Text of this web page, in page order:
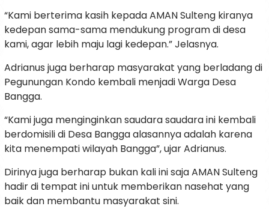
“Kami berterima kasih kepada AMAN Sulteng kiranya
kedepan sama-sama mendukung program di desa
kami, agar lebih maju lagi kedepan.” Jelasnya.
Adrianus juga berharap masyarakat yang berladang di
Pegunungan Kondo kembali menjadi Warga Desa
Bangga.
“Kami juga menginginkan saudara saudara ini kembali
berdomisili di Desa Bangga alasannya adalah karena
kita menempati wilayah Bangga”, ujar Adrianus.
Dirinya juga berharap bukan kali ini saja AMAN Sulteng
hadir di tempat ini untuk memberikan nasehat yang
baik dan membantu masyarakat sini.